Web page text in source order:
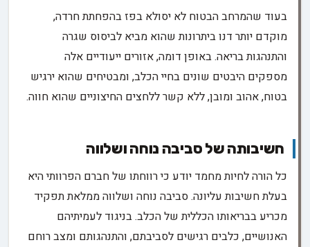
בעוד שהמרחב הבטוח לא יסולא בפז בהפחתת חרדה,
מוקדם יותר דנו ביתרונות שהוא מביא לביסוס שגרה
והתנהגות בריאה. באופן דומה, אזורים ייעודיים אלה
מספקים היבטים שונים בחיי הכלב, ומבטיחים שהוא ירגיש
בטוח, אהוב ומובן, ללא קשר ללחצים החיצוניים שהוא חווה.
חשיבותה של סביבה נוחה ושלווה
כל הורה לחיות מחמד יודע כי רווחתו של חברם הפרוותי היא
בעלת חשיבות עליונה. סביבה נוחה ושלווה ממלאת תפקיד
מכריע בבריאותו הכללית של הכלב. בניגוד לעמיתיהם
האנושיים, כלבים רגישים לסביבתם, והתנהגותם ומצב רוחם